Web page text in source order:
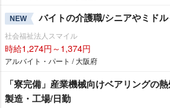
NEW バイトの介護職/シニアやミド
社会福祉法人スマイル
時給1,274円～1,374円
アルバイト・パート / 大阪府
「寮完備」産業機械向けベアリングの
製造・工場/日勤